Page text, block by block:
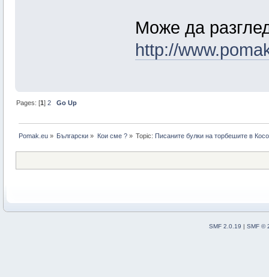
Може да
http://
Pages: [1]2 Go Up
Pomak.eu » Български » Кои сме ?» Topic: Писаните булки на торбешите в
SMF 2.0.19 | SMF ©